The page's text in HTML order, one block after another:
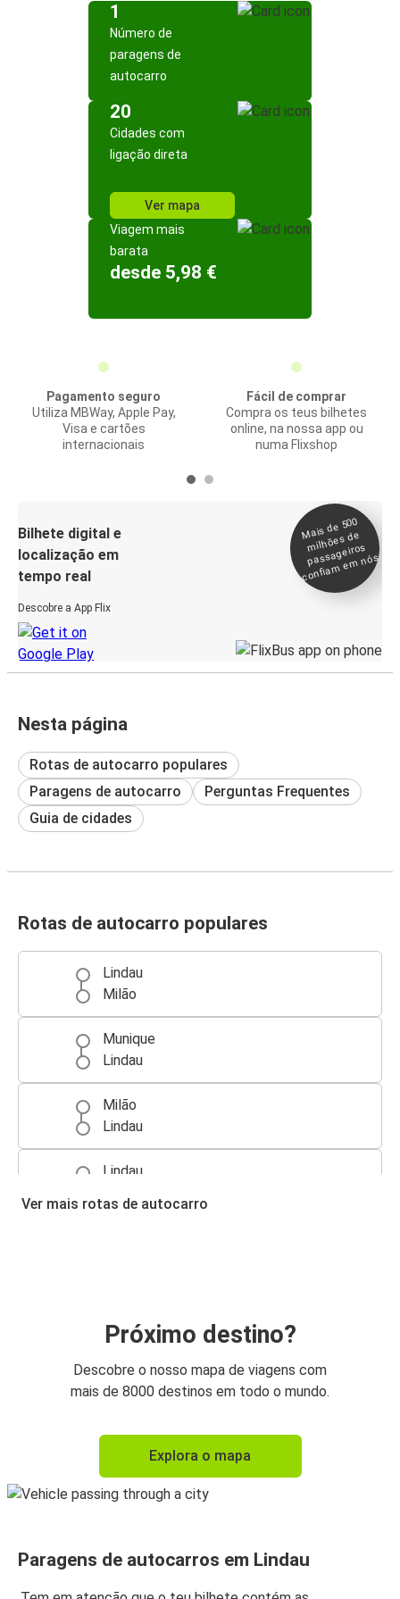
1
Número de
paragens de
autocarro
20
Cidades com
ligação direta
Ver mapa
Viagem mais
barata
desde 5,98 €
Pagamento seguro
Utiliza MBWay, Apple Pay,
Visa e cartões
internacionais
Fácil de comprar
Compra os teus bilhetes
online, na nossa app ou
numa Flixshop
Bilhete digital e
localização em
tempo real
Descobre a App Flix
Mais de 500
milhões de
passageiros
confia
m e
m nós
Nesta página
Rotas de autocarro populares
Paragens de autocarro
Perguntas Frequentes
Guia de cidades
Rotas de autocarro populares
Lindau
Milão
Munique
Lindau
Milão
Lindau
Lindau
Lindau
Lindau
Memmingen
Memmingen
Ver mais rotas de autocarro
Próximo destino?
Descobre o nosso mapa de viagens com
mais de 8000 destinos em todo o mundo.
Explora o mapa
Paragens de autocarros em Lindau